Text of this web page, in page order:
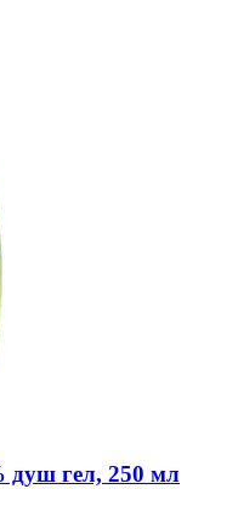
душ гел, 250 мл